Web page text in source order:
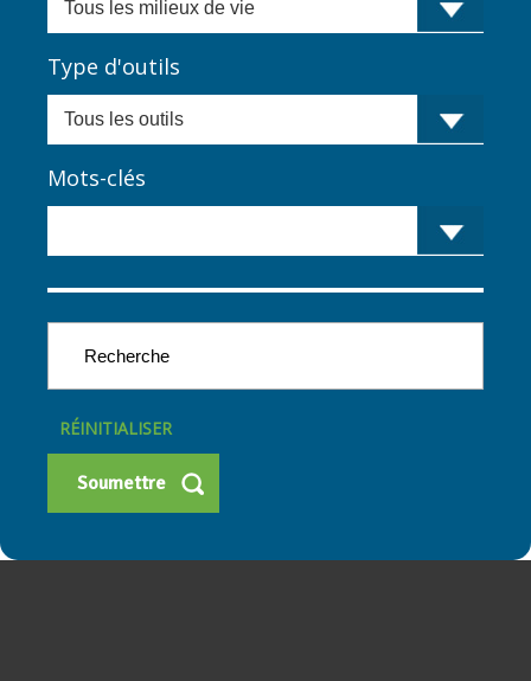
Type d'outils
Mots-clés
RÉINITIALISER